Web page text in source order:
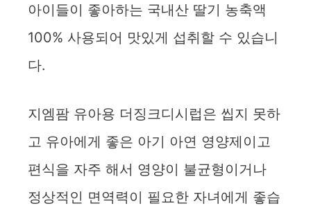
아이들이 좋아하는 국내산 딸기 농축액
100% 사용되어 맛있게 섭취할 수 있습니
다.
지엠팜 유아용 더징크디시럽은 씹지 못하
고 유아에게 좋은 아기 아연 영양제이고
편식을 자주 해서 영양이 불균형이거나
정상적인 면역력이 필요한 자녀에게 좋습